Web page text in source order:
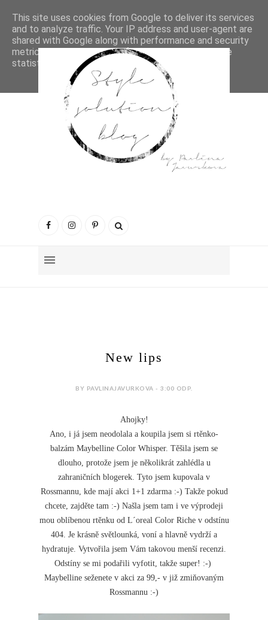
New lips
BY PAVLINAJAVURKOVA - 3:00 ODP.
Ahojky!
Ano, i já jsem neodolala a koupila jsem si rtěnko-
balzám Maybelline Color Whisper. Těšila jsem se
dlouho, protože jsem je několikrát zahlédla u
zahraničních blogerek. Tyto jsem kupovala v
Rossmannu, kde mají akci 1+1 zdarma :-) Takže pokud
chcete, zajděte tam :-) Našla jsem tam i ve výprodeji
mou oblíbenou rtěnku od L´oreal Color Riche v odstínu
404. Je krásně světlounká, voní a hlavně vydrží a
hydratuje. Vytvořila jsem Vám takovou menší recenzi.
Odstíny se mi podařili vyfotit, takže super! :-)
Maybelline seženete v akci za 99,- v již zmiňovaným
Rossmannu :-)
This site uses cookies from Google to deliver its services
and to analyze traffic. Your IP address and user-agent are
shared with Google along with performance and security
metrics to ensure quality of service, generate usage
statistics, and to detect and address abuse.
LEARN MORE GOT IT